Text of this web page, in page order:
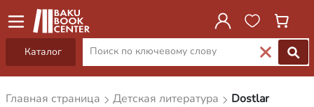
Каталог
Главная страница Детская литература
Dostlar